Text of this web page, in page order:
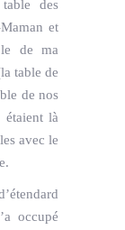
des
et
de ma
table de
de nos
étaient là
avec le
occupé